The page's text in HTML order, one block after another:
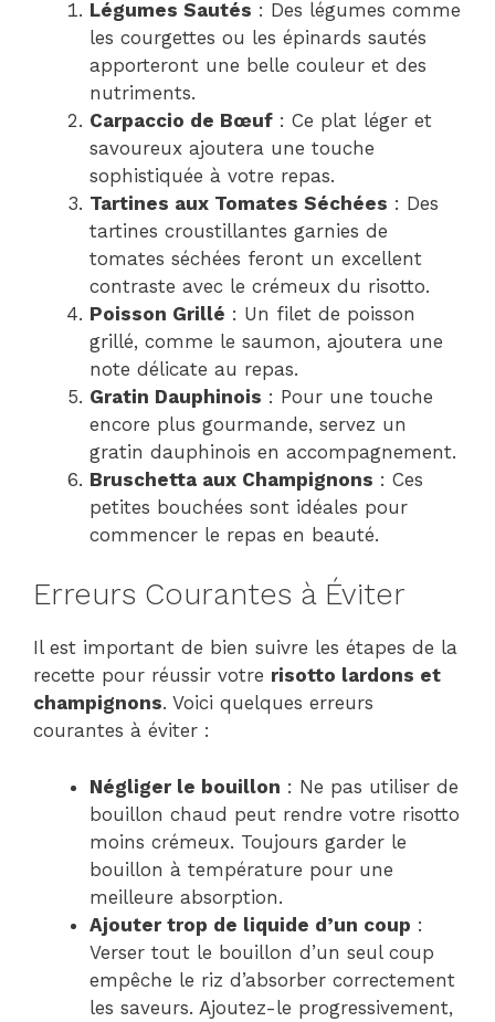
Légumes Sautés : Des légumes comme
les courgettes ou les épinards sautés
apporteront une belle couleur et des
nutriments.
Carpaccio de Bœuf : Ce plat léger et
savoureux ajoutera une touche
sophistiquée à votre repas.
Tartines aux Tomates Séchées : Des
tartines croustillantes garnies de
tomates séchées feront un excellent
contraste avec le crémeux du risotto.
Poisson Grillé : Un filet de poisson
grillé, comme le saumon, ajoutera une
note délicate au repas.
Gratin Dauphinois : Pour une touche
encore plus gourmande, servez un
gratin dauphinois en accompagnement.
Bruschetta aux Champignons : Ces
petites bouchées sont idéales pour
commencer le repas en beauté.
Erreurs Courantes à Éviter
Il est important de bien suivre les étapes de la
recette pour réussir votre risotto lardons et
champignons. Voici quelques erreurs
courantes à éviter :
Négliger le bouillon : Ne pas utiliser de
bouillon chaud peut rendre votre risotto
moins crémeux. Toujours garder le
bouillon à température pour une
meilleure absorption.
Ajouter trop de liquide d’un coup :
Verser tout le bouillon d’un seul coup
empêche le riz d’absorber correctement
les saveurs. Ajoutez-le progressivement,